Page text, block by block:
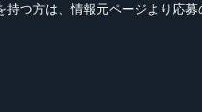
つ方は、情報元ページより応